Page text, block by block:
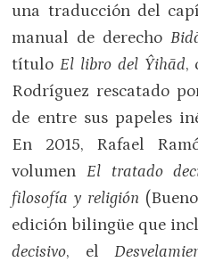
una traducción del
manual de derecho Bid
títuloEl libro del Ŷihād,
Rodríguez rescatado
de entre sus papeles
En 2015, Rafael
volumenEl tratado
filosofía y religión
edición bilingüe que
decisivo, el